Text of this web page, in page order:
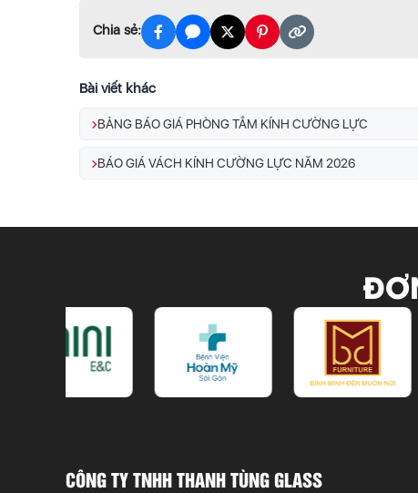
Chia sẻ:
Bài viết khác
BẢNG BÁO GIÁ PHÒNG TẮM KÍNH CƯỜNG LỰC
BÁO GIÁ VÁCH KÍNH CƯỜNG LỰC NĂM 2026
CÔNG TY TNHH THANH TÙNG GLASS